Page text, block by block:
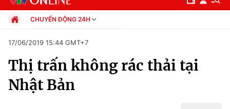
Chuyên mục
Chính trị
CHUYỂN ĐỘNG 24H
Xã hội
Pháp luật
Thể thao
17/06/2019 15:44 GMT+7
Thị trấn không rác thải tại
Nhật Bản